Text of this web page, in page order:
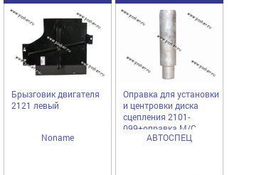
Брызговик двигателя
2121 левый
Noname
Оправка для установки
и центровки диска
сцепления 2101-
099+оправка М/С
колпачка АВТОСПЕЦ
АВТОСПЕЦ